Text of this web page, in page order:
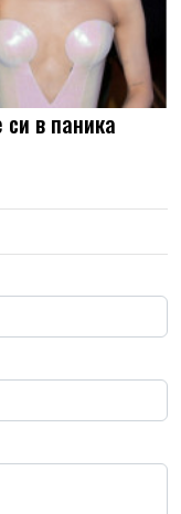
в паника